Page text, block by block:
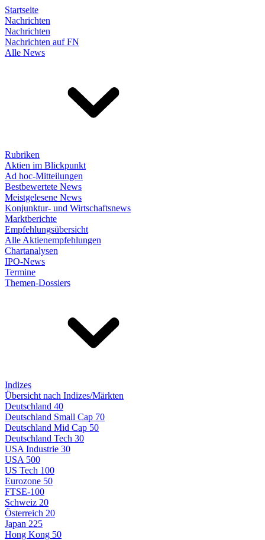
Startseite
Nachrichten
Nachrichten
Nachrichten auf FN
Alle News
Rubriken
Aktien im Blickpunkt
Ad hoc-Mitteilungen
Bestbewertete News
Meistgelesene News
Konjunktur- und Wirtschaftsnews
Marktberichte
Empfehlungsübersicht
Alle Aktienempfehlungen
Chartanalysen
IPO-News
Termine
Themen-Dossiers
Indizes
Übersicht nach Indizes/Märkten
Deutschland 40
Deutschland Small Cap 70
Deutschland Mid Cap 50
Deutschland Tech 30
USA Industrie 30
USA 500
US Tech 100
Eurozone 50
FTSE-100
Schweiz 20
Österreich 20
Japan 225
Hong Kong 50